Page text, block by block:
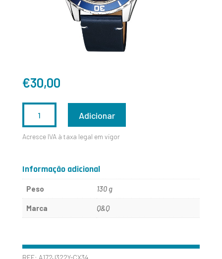
€30,00
DE
Adicionar
Acresce IVA à taxa legal em vigor
Informação adicional
Peso 130 g
Marca Q&Q